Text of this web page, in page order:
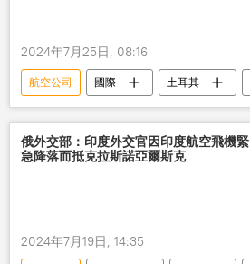
2024年7月25日, 08:16
航空公司 國際 土耳其
俄外交部：印度外交官因印度航空飛機緊
急降落而抵克拉斯諾亞爾斯克
2024年7月19日, 14:35